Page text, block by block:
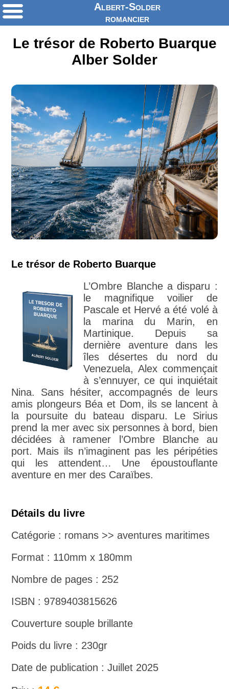
Albert-Solder
romancier
Le trésor de Roberto Buarque
Alber Solder
Le trésor de Roberto Buarque
L’Ombre Blanche a disparu :
le magnifique voilier de
Pascale et Hervé a été volé à
la marina du Marin, en
Martinique. Depuis sa
dernière aventure dans les
îles désertes du nord du
Venezuela, Alex commençait
à s’ennuyer, ce qui inquiétait
Nina. Sans hésiter, accompagnés de leurs
amis plongeurs Béa et Dom, ils se lancent à
la poursuite du bateau disparu. Le Sirius
prend la mer avec six personnes à bord, bien
décidées à ramener l’Ombre Blanche au
port. Mais ils n’imaginent pas les péripéties
qui les attendent… Une époustouflante
aventure en mer des Caraïbes.
Détails du livre
Catégorie : romans >> aventures maritimes
Format : 110mm x 180mm
Nombre de pages : 252
ISBN : 9789403815626
Couverture souple brillante
Poids du livre : 230gr
Date de publication : Juillet 2025